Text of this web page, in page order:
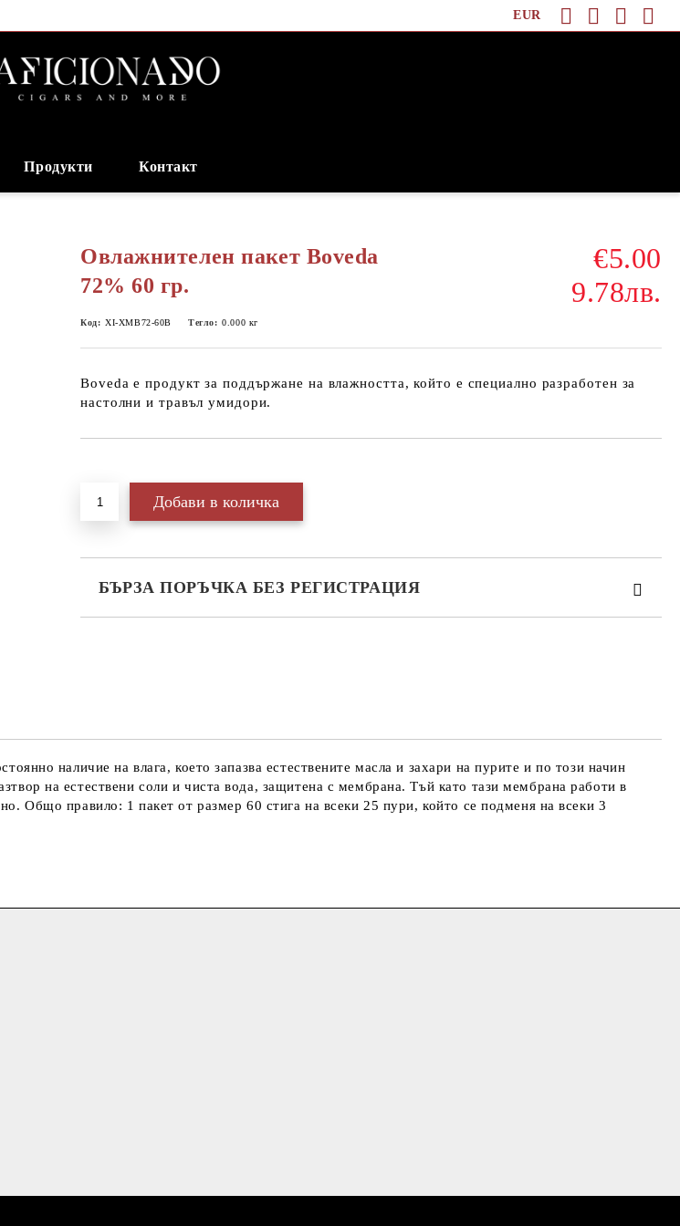
EUR
Продукти Контакт
Овлажнителен пакет Boveda
72% 60 гр.
€5.00
9.78лв.
Код: XI-XMB72-60B Тегло: 0.000 кг
Boveda е продукт за поддържане на влажността, който е специално разработен за
настолни и травъл умидори.
БЪРЗА ПОРЪЧКА БЕЗ РЕГИСТРАЦИЯ
наличие на влага, което запазва естествените масла и захари на пурите и по този начин
на естествени соли и чиста вода, защитена с мембрана. Тъй като тази мембрана работи в
Общо правило: 1 пакет от размер 60 стига на всеки 25 пури, който се подменя на всеки 3